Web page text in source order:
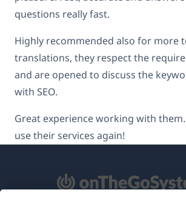
questions really fast.
Highly recommended also for more
translations, they respect the
and are opened to discuss the
with SEO.
Great experience working with
use their services again!